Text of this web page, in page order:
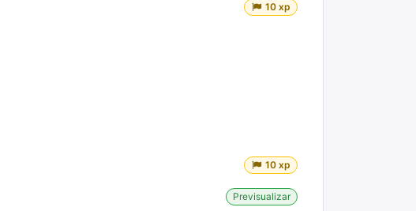
10 xp
10 xp
Previsualizar